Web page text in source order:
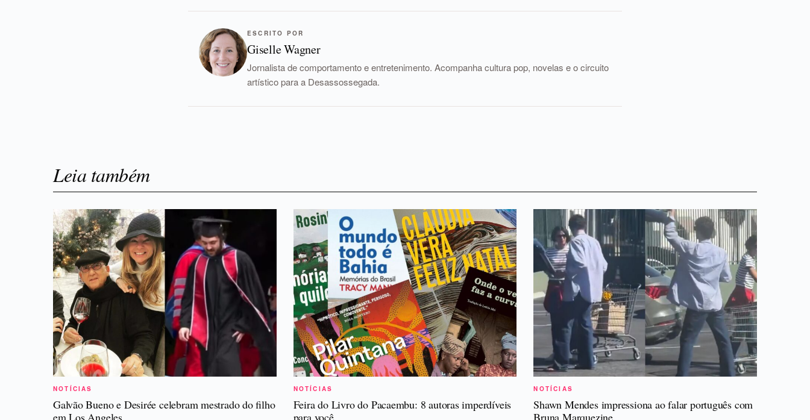
ESCRITO POR
Giselle Wagner
Jornalista de comportamento e entretenimento. Acompanha cultura pop, novelas e o circuito
artístico para a Desassossegada.
Leia também
NOTÍCIAS
Galvão Bueno e Desirée celebram mestrado do filho
em Los Angeles
NOTÍCIAS
Feira do Livro do Pacaembu: 8 autoras imperdíveis
para você
NOTÍCIAS
Shawn Mendes impressiona ao falar português com
Bruna Marquezine